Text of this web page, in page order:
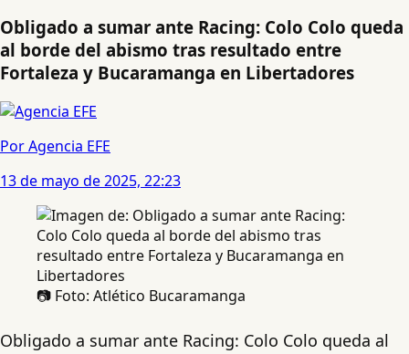
Obligado a sumar ante Racing: Colo Colo queda
al borde del abismo tras resultado entre
Fortaleza y Bucaramanga en Libertadores
Por Agencia EFE
13 de mayo de 2025, 22:23
📷 Foto: Atlético Bucaramanga
Obligado a sumar ante Racing: Colo Colo queda al